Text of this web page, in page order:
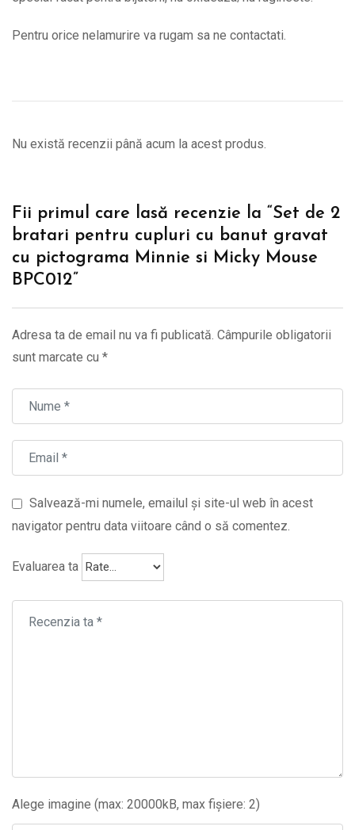
Pentru orice nelamurire va rugam sa ne contactati.
Nu există recenzii până acum la acest produs.
Fii primul care lasă recenzie la “Set de 2
bratari pentru cupluri cu banut gravat
cu pictograma Minnie si Micky Mouse
BPC012”
Adresa ta de email nu va fi publicată. Câmpurile obligatorii
sunt marcate cu *
Salvează-mi numele, emailul și site-ul web în acest
navigator pentru data viitoare când o să comentez.
Evaluarea ta
Alege imagine (max: 20000kB, max fișiere: 2)